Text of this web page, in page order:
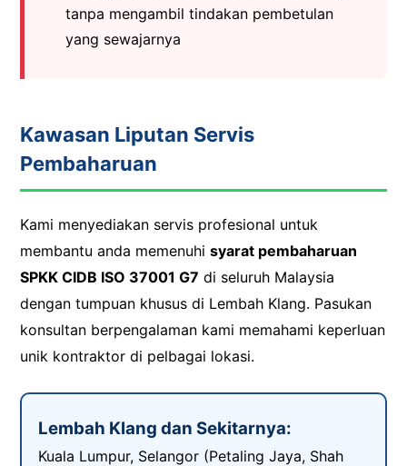
tanpa mengambil tindakan pembetulan
yang sewajarnya
Kawasan Liputan Servis
Pembaharuan
Kami menyediakan servis profesional untuk
membantu anda memenuhi syarat pembaharuan
SPKK CIDB ISO 37001 G7 di seluruh Malaysia
dengan tumpuan khusus di Lembah Klang. Pasukan
konsultan berpengalaman kami memahami keperluan
unik kontraktor di pelbagai lokasi.
Lembah Klang dan Sekitarnya:
Kuala Lumpur, Selangor (Petaling Jaya, Shah